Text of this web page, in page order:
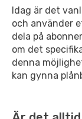
Idag är det
och använder
dela på
om det
denna
kan gynna